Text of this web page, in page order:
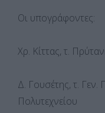
Οι υπογράφοντες:
Χρ. Κίττας, τ.
Δ. Γουσέτης, τ. Γεν.
Πολυτεχνείου